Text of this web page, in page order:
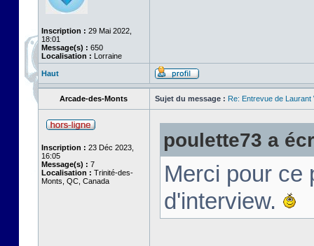
Inscription : 29 Mai 2022,
18:01
Message(s) : 650
Localisation : Lorraine
Haut
Arcade-des-Monts Sujet du message : Re: Entrevue de Laurant
Inscription : 23 Déc 2023,
16:05
Message(s) : 7
Localisation : Trinité-des-
Monts, QC, Canada
poulette73 a
Merci pour ce
d'interview.